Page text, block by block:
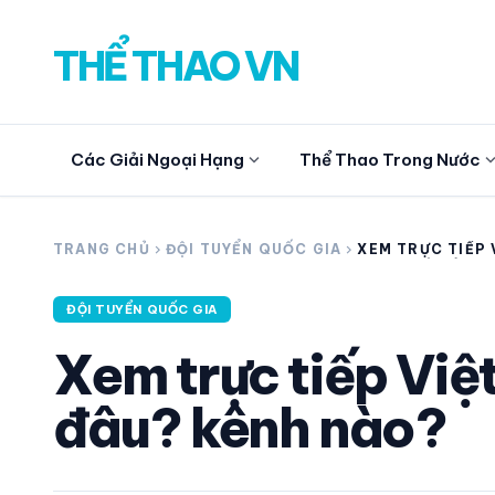
THỂ THAO VN
Các Giải Ngoại Hạng expand_more Thể Thao Trong Nước expand_more
search
CÁC GIẢI NGOẠI HẠNG
THỂ THAO TRONG NƯỚC
THỂ THAO
TRANG CHỦ chevron_right ĐỘI TUYỂN QUỐC GIA chevron_rightXEM TRỰC TIẾP
ĐỘI TUYỂN QUỐC GIA
Xem trực tiếp
đâu? kênh nào?